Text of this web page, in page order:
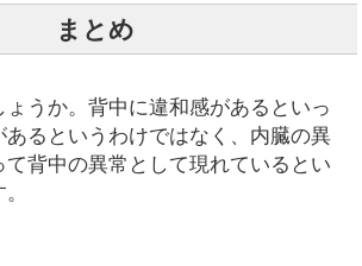
まとめ
ょうか。背中に違和感があるといっ
あるというわけではなく、内臓の異
背中の異常として現れているとい